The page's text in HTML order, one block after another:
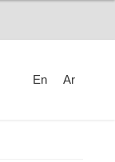
En Ar